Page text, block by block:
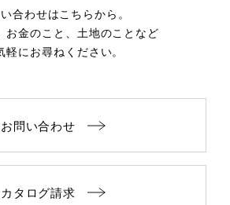
合わせはこちらから。
お金のこと、土地のことなど
軽にお尋ねください。
お問い合わせ
カタログ請求